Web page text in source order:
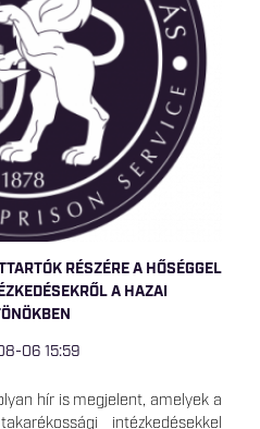
RÉSZÉRE A HŐSÉGGEL
A HAZAI
06 15:59
hír is megjelent, amelyek a
intézkedésekkel